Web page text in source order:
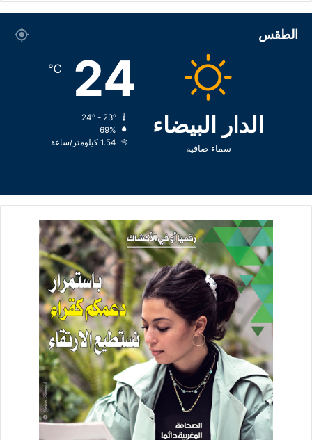
الطقس
الدار البيضاء
سماء صافية
24
℃
69%
1.54 كيلومتر/ساعة